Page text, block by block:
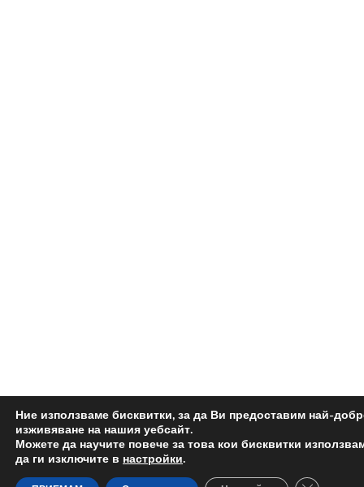
Ние използваме бисквитки, за да Ви предоставим най-
изживяване на нашия уебсайт.
Можете да научите повече за това кои бисквитки
да ги изключите в настройки.